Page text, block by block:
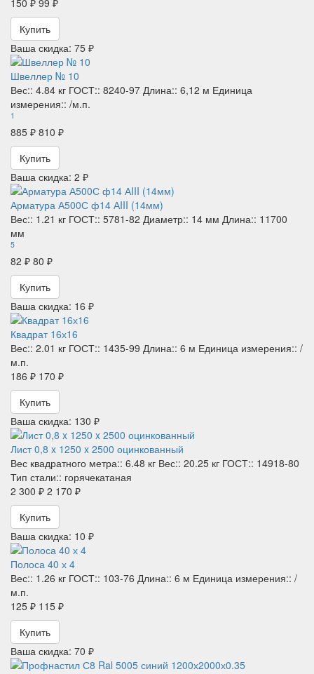
150 ₽ 99 ₽
Купить
Ваша скидка: 75 ₽
Швеллер № 10
Вес:: 4.84 кг ГОСТ:: 8240-97 Длина:: 6,12 м Единица
измерения:: /м.п.
1
885 ₽ 810 ₽
Купить
Ваша скидка: 2 ₽
Арматура А500С ф14 АIII (14мм)
Вес:: 1.21 кг ГОСТ:: 5781-82 Диаметр:: 14 мм Длина:: 11700
мм
5
82 ₽ 80 ₽
Купить
Ваша скидка: 16 ₽
Квадрат 16х16
Вес:: 2.01 кг ГОСТ:: 1435-99 Длина:: 6 м Единица измерения:: /
м.п.
186 ₽ 170 ₽
Купить
Ваша скидка: 130 ₽
Лист 0,8 x 1250 x 2500 оцинкованный
Вес квадратного метра:: 6.48 кг Вес:: 20.25 кг ГОСТ:: 14918-80
Тип стали:: горячекатаная
2 300 ₽ 2 170 ₽
Купить
Ваша скидка: 10 ₽
Полоса 40 х 4
Вес:: 1.26 кг ГОСТ:: 103-76 Длина:: 6 м Единица измерения:: /
м.п.
125 ₽ 115 ₽
Купить
Ваша скидка: 70 ₽